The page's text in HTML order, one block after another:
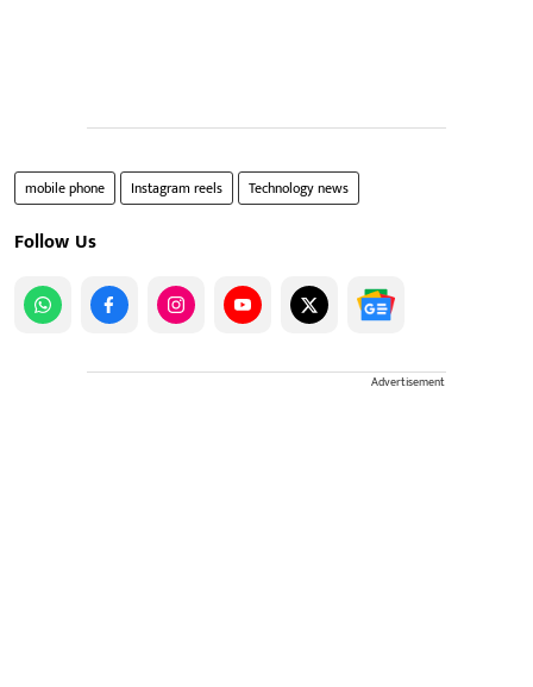
mobile phone Instagram reels Technology news
Follow Us
Advertisement